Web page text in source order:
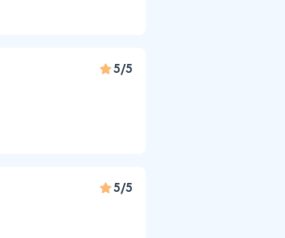
5/5
5/5